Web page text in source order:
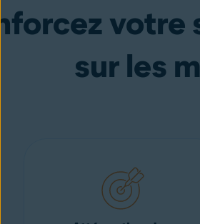
votre
sur les